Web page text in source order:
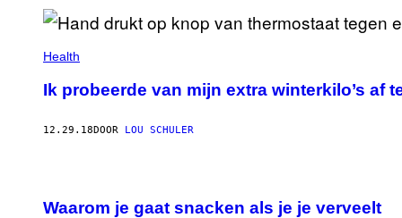
Health
Ik probeerde van mijn extra winterkilo’s af
12.29.18DOOR LOU SCHULER
Waarom je gaat snacken als je je verveelt